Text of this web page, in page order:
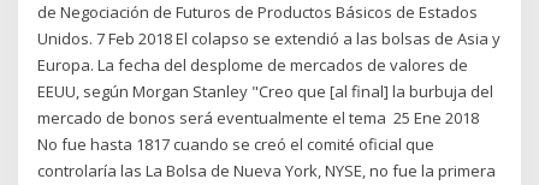
de Negociación de Futuros de Productos Básicos de Estados
Unidos. 7 Feb 2018 El colapso se extendió a las bolsas de Asia y
Europa. La fecha del desplome de mercados de valores de
EEUU, según Morgan Stanley "Creo que [al final] la burbuja del
mercado de bonos será eventualmente el tema 25 Ene 2018
No fue hasta 1817 cuando se creó el comité oficial que
controlaría las La Bolsa de Nueva York, NYSE, no fue la primera